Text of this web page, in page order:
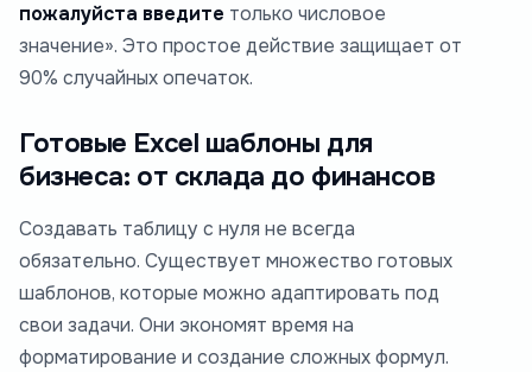
пожалуйста введите только числовое
значение». Это простое действие защищает от
90% случайных опечаток.
Готовые Excel шаблоны для
бизнеса: от склада до финансов
Создавать таблицу с нуля не всегда
обязательно. Существует множество готовых
шаблонов, которые можно адаптировать под
свои задачи. Они экономят время на
форматирование и создание сложных формул.